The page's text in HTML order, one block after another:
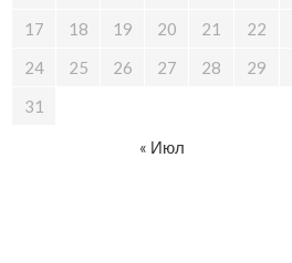
17
18 19 20 21 22
24
25 26 27 28 29
31
« Июл